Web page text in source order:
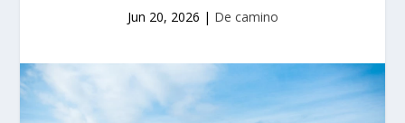
Jun 20, 2026 | De camino